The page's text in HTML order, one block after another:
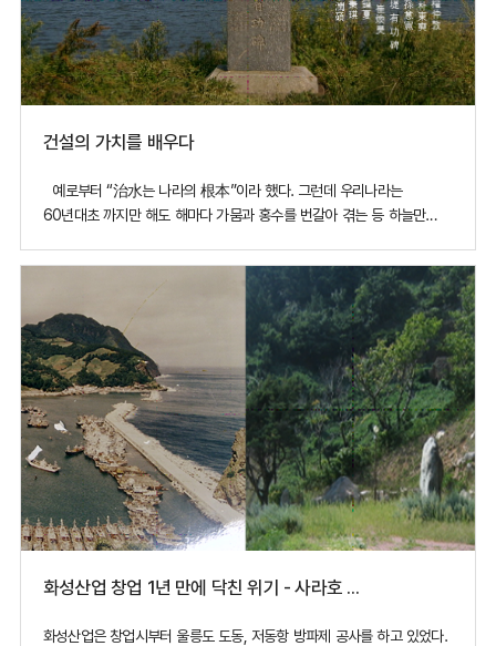
건설의 가치를 배우다
예로부터 “治水는 나라의 根本”이라 했다. 그런데 우리나라는
60년대초 까지만 해도 해마다 가뭄과 홍수를 번갈아 겪는 등 하늘만
많았다. 정부는 이러한 천수답 농업을 탈피하기 위해 수리시설 개량에
박차를 가하였는데, 누가 나에게 이승만 정부에서 잘한 일을 꼽으라면
주저없이 치수사업이라고
화성산업 창업 1년 만에 닥친 위기 - 사라호 태풍
화성산업은 창업시부터 울릉도 도동, 저동항 방파제 공사를 하고 있었다.